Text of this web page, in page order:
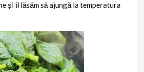
și îl lăsăm să ajungă la temperatura